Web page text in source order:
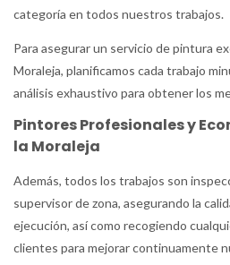
categoría en todos nuestros trabajos.
Para asegurar un servicio de pintura
Moraleja, planificamos cada trabajo
análisis exhaustivo para obtener los
Pintores Profesionales y
la Moraleja
Además, todos los trabajos son
supervisor de zona, asegurando la
ejecución, así como recogiendo
clientes para mejorar continuamente